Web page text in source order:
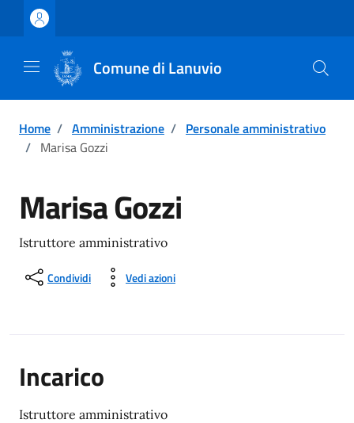
Vai ai contenuti
Vai al footer
Comune di Lanuvio
Home / Amministrazione / Personale amministrativo
/ Marisa Gozzi
Marisa Gozzi
Istruttore amministrativo
Condividi Vedi azioni
Incarico
Istruttore amministrativo